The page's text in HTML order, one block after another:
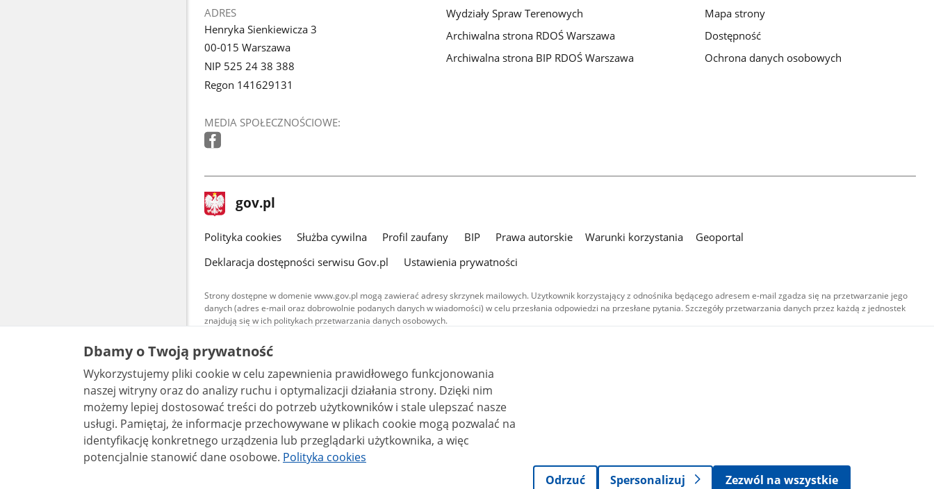
ADRES
Henryka Sienkiewicza 3
00-015 Warszawa
NIP 525 24 38 388
Regon 141629131
MEDIA SPOŁECZNOŚCIOWE:
Wydziały Spraw Terenowych
Archiwalna strona RDOŚ Warszawa
Archiwalna strona BIP RDOŚ Warszawa
Mapa strony
Dostępność
Ochrona danych osobowych
stopka
gov.pl Strona
gov.pl
gov.pl
Polityka cookies Służba cywilna Profil zaufany BIP Prawa autorskie Warunki korzystania
Geoportal
Deklaracja dostępności serwisu Gov.pl
Ustawienia prywatności
Strony dostępne w domenie www.gov.pl mogą zawierać adresy skrzynek mailowych. Użytkownik korzystający z odnośnika będącego adresem e-mail zgadza się na przetwarzanie jego
danych (adres e-mail oraz dobrowolnie podanych danych w wiadomości) w celu przesłania odpowiedzi na przesłane pytania. Szczegóły przetwarzania danych przez każdą z jednostek
znajdują się w ich politykach przetwarzania danych osobowych.
Treści tekstowe publikowane w serwisie (z wyłączeniem treści audiowizualnych), są
udostępniane na licencji typu Creative Commons: uznanie autorstwa - na tych samych
warunkach 4.0 (CC BY-SA 4.0). Materiały audiowizualne, w tym zdjęcia, materiały audio i wideo,
są udostępniane na licencji typu Creative Commons: uznanie autorstwa użycie niekomercyjne -
bez utworów zależnych 4.0 (CC BY-NC-ND 4.0), o ile nie jest to stwierdzone inaczej.
Dbamy o Twoją prywatność
Wykorzystujemy pliki cookie w celu zapewnienia prawidłowego funkcjonowania
naszej witryny oraz do analizy ruchu i optymalizacji działania strony. Dzięki nim
możemy lepiej dostosować treści do potrzeb użytkowników i stale ulepszać nasze
usługi. Pamiętaj, że informacje przechowywane w plikach cookie mogą pozwalać na
identyfikację konkretnego urządzenia lub przeglądarki użytkownika, a więc
potencjalnie stanowić dane osobowe. Polityka cookies
Odrzuć
Spersonalizuj Zezwól na wszystkie